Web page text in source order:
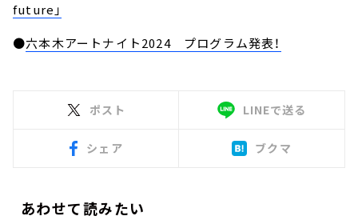
future」
●六本木アートナイト2024 プログラム発表！
ポスト LINEで送る
シェア ブクマ
あわせて読みたい